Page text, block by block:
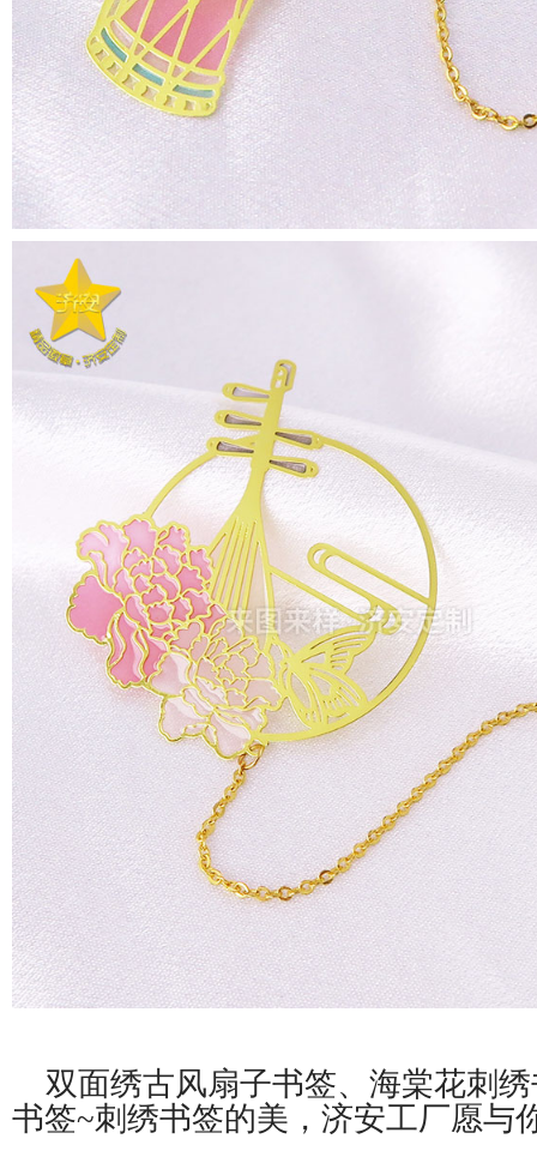
双面绣古风扇子书签、海棠花刺
书签~刺绣书签的美，济安工厂愿与